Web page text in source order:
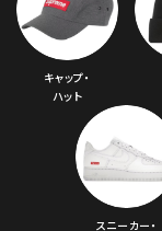
キャップ・
ハット
スニーカー・